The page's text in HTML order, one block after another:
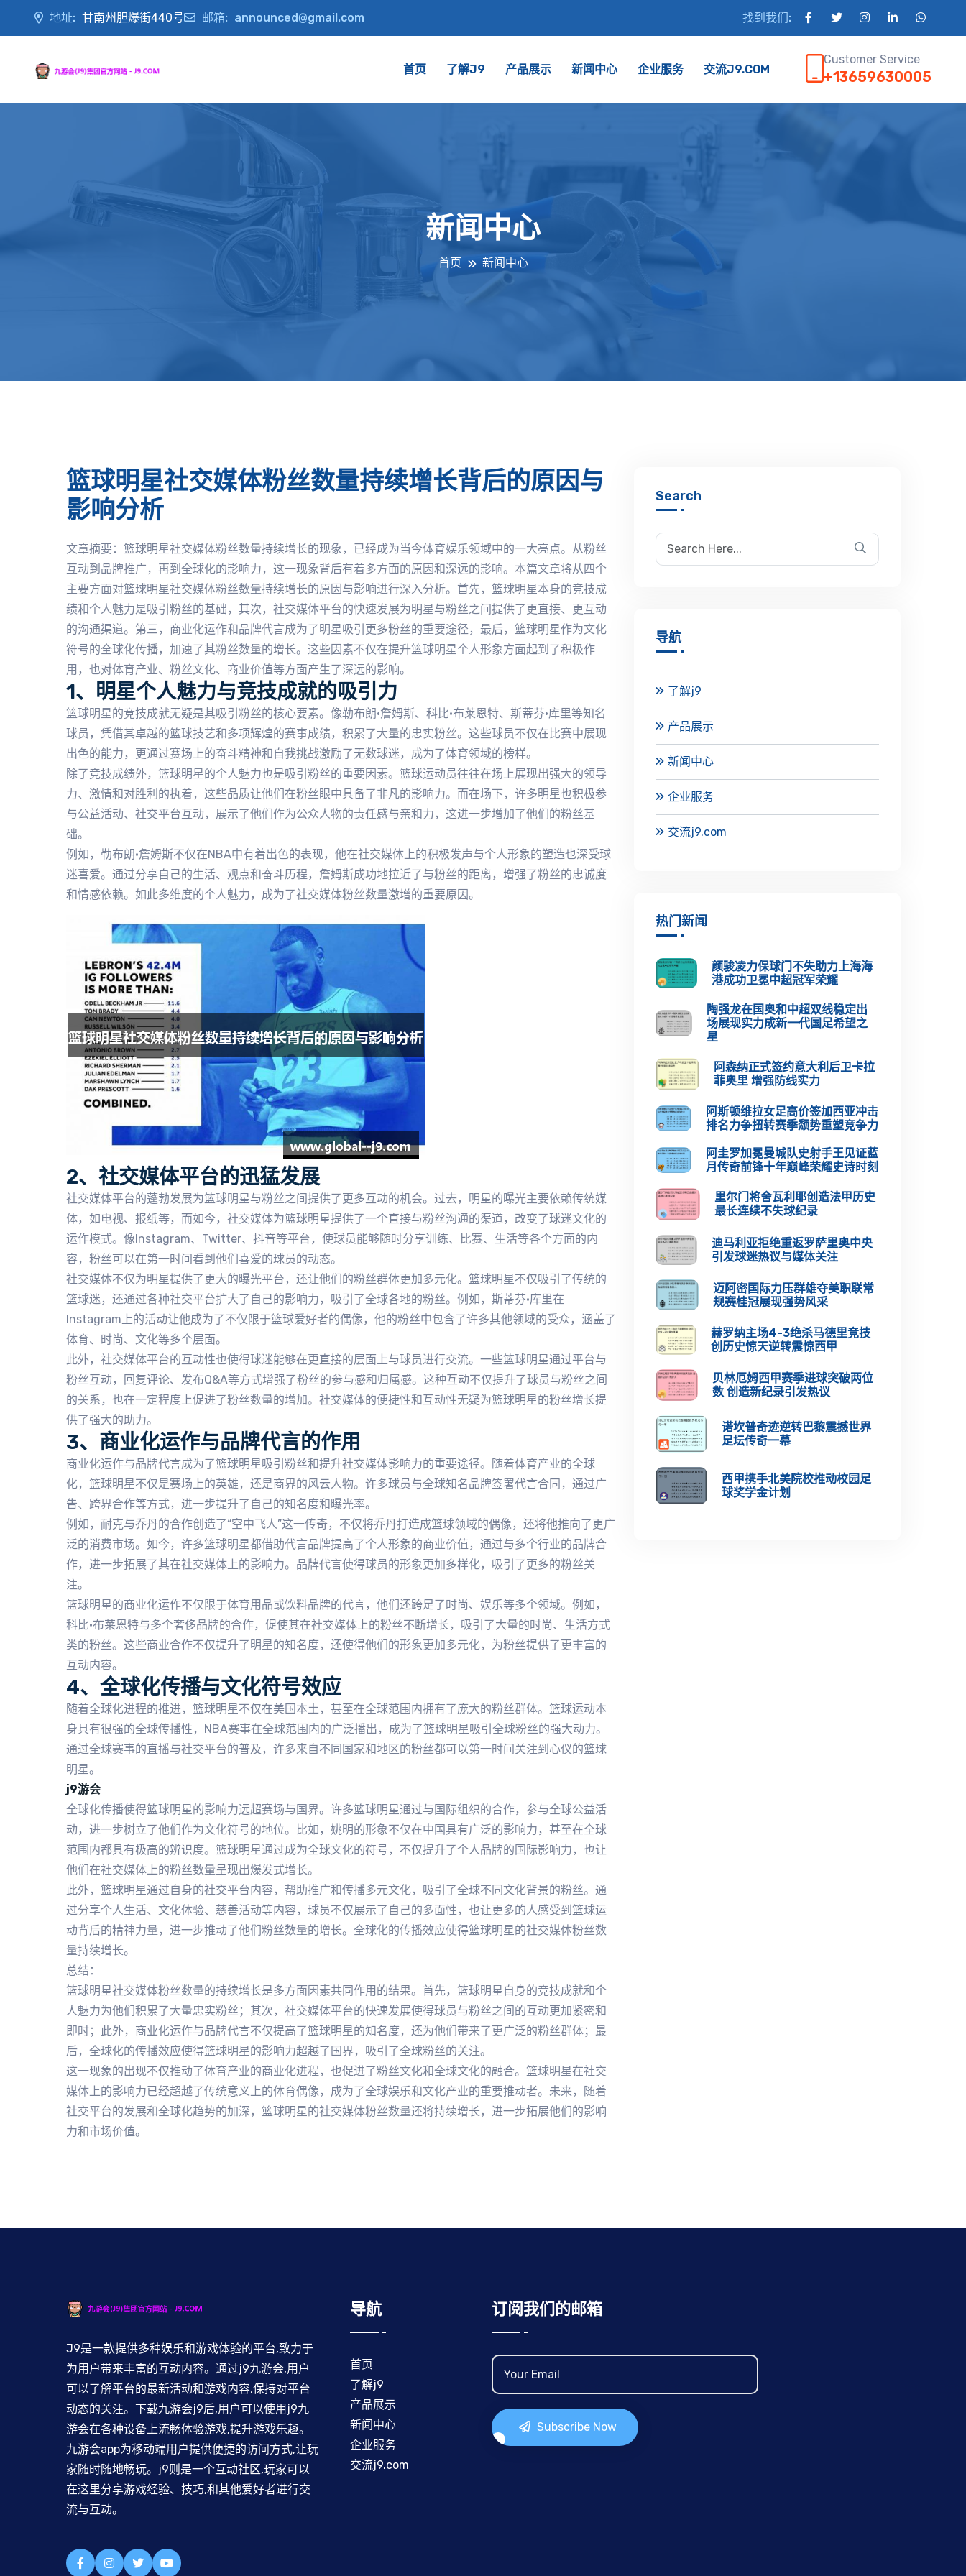
地址: 甘南州胆爆街440号 邮箱: announced@gmail.com 找到我们:
首页 了解J9 产品展示 新闻中心 企业服务 交流J9.COM
Customer Service
+13659630005
新闻中心
首页 新闻中心
篮球明星社交媒体粉丝数量持续增长背后的原因与
影响分析
文章摘要：篮球明星社交媒体粉丝数量持续增长的现象，已经成为当今体育娱乐领域中的一大亮点。从粉丝
互动到品牌推广，再到全球化的影响力，这一现象背后有着多方面的原因和深远的影响。本篇文章将从四个
主要方面对篮球明星社交媒体粉丝数量持续增长的原因与影响进行深入分析。首先，篮球明星本身的竞技成
绩和个人魅力是吸引粉丝的基础，其次，社交媒体平台的快速发展为明星与粉丝之间提供了更直接、更互动
的沟通渠道。第三，商业化运作和品牌代言成为了明星吸引更多粉丝的重要途径，最后，篮球明星作为文化
符号的全球化传播，加速了其粉丝数量的增长。这些因素不仅在提升篮球明星个人形象方面起到了积极作
用，也对体育产业、粉丝文化、商业价值等方面产生了深远的影响。
1、明星个人魅力与竞技成就的吸引力
篮球明星的竞技成就无疑是其吸引粉丝的核心要素。像勒布朗·詹姆斯、科比·布莱恩特、斯蒂芬·库里等知名
球员，凭借其卓越的篮球技艺和多项辉煌的赛事成绩，积累了大量的忠实粉丝。这些球员不仅在比赛中展现
出色的能力，更通过赛场上的奋斗精神和自我挑战激励了无数球迷，成为了体育领域的榜样。
除了竞技成绩外，篮球明星的个人魅力也是吸引粉丝的重要因素。篮球运动员往往在场上展现出强大的领导
力、激情和对胜利的执着，这些品质让他们在粉丝眼中具备了非凡的影响力。而在场下，许多明星也积极参
与公益活动、社交平台互动，展示了他们作为公众人物的责任感与亲和力，这进一步增加了他们的粉丝基
础。
例如，勒布朗·詹姆斯不仅在NBA中有着出色的表现，他在社交媒体上的积极发声与个人形象的塑造也深受球
迷喜爱。通过分享自己的生活、观点和奋斗历程，詹姆斯成功地拉近了与粉丝的距离，增强了粉丝的忠诚度
和情感依赖。如此多维度的个人魅力，成为了社交媒体粉丝数量激增的重要原因。
2、社交媒体平台的迅猛发展
社交媒体平台的蓬勃发展为篮球明星与粉丝之间提供了更多互动的机会。过去，明星的曝光主要依赖传统媒
体，如电视、报纸等，而如今，社交媒体为篮球明星提供了一个直接与粉丝沟通的渠道，改变了球迷文化的
运作模式。像Instagram、Twitter、抖音等平台，使球员能够随时分享训练、比赛、生活等各个方面的内
容，粉丝可以在第一时间看到他们喜爱的球员的动态。
社交媒体不仅为明星提供了更大的曝光平台，还让他们的粉丝群体更加多元化。篮球明星不仅吸引了传统的
篮球迷，还通过各种社交平台扩大了自己的影响力，吸引了全球各地的粉丝。例如，斯蒂芬·库里在
Instagram上的活动让他成为了不仅限于篮球爱好者的偶像，他的粉丝中包含了许多其他领域的受众，涵盖了
体育、时尚、文化等多个层面。
此外，社交媒体平台的互动性也使得球迷能够在更直接的层面上与球员进行交流。一些篮球明星通过平台与
粉丝互动，回复评论、发布Q&A等方式增强了粉丝的参与感和归属感。这种互动不仅提升了球员与粉丝之间
的关系，也在一定程度上促进了粉丝数量的增加。社交媒体的便捷性和互动性无疑为篮球明星的粉丝增长提
供了强大的助力。
3、商业化运作与品牌代言的作用
商业化运作与品牌代言成为了篮球明星吸引粉丝和提升社交媒体影响力的重要途径。随着体育产业的全球
化，篮球明星不仅是赛场上的英雄，还是商界的风云人物。许多球员与全球知名品牌签署代言合同，通过广
告、跨界合作等方式，进一步提升了自己的知名度和曝光率。
例如，耐克与乔丹的合作创造了“空中飞人”这一传奇，不仅将乔丹打造成篮球领域的偶像，还将他推向了更广
泛的消费市场。如今，许多篮球明星都借助代言品牌提高了个人形象的商业价值，通过与多个行业的品牌合
作，进一步拓展了其在社交媒体上的影响力。品牌代言使得球员的形象更加多样化，吸引了更多的粉丝关
注。
篮球明星的商业化运作不仅限于体育用品或饮料品牌的代言，他们还跨足了时尚、娱乐等多个领域。例如，
科比·布莱恩特与多个奢侈品牌的合作，促使其在社交媒体上的粉丝不断增长，吸引了大量的时尚、生活方式
类的粉丝。这些商业合作不仅提升了明星的知名度，还使得他们的形象更加多元化，为粉丝提供了更丰富的
互动内容。
4、全球化传播与文化符号效应
随着全球化进程的推进，篮球明星不仅在美国本土，甚至在全球范围内拥有了庞大的粉丝群体。篮球运动本
身具有很强的全球传播性，NBA赛事在全球范围内的广泛播出，成为了篮球明星吸引全球粉丝的强大动力。
通过全球赛事的直播与社交平台的普及，许多来自不同国家和地区的粉丝都可以第一时间关注到心仪的篮球
明星。
j9游会
全球化传播使得篮球明星的影响力远超赛场与国界。许多篮球明星通过与国际组织的合作，参与全球公益活
动，进一步树立了他们作为文化符号的地位。比如，姚明的形象不仅在中国具有广泛的影响力，甚至在全球
范围内都具有极高的辨识度。篮球明星通过成为全球文化的符号，不仅提升了个人品牌的国际影响力，也让
他们在社交媒体上的粉丝数量呈现出爆发式增长。
此外，篮球明星通过自身的社交平台内容，帮助推广和传播多元文化，吸引了全球不同文化背景的粉丝。通
过分享个人生活、文化体验、慈善活动等内容，球员不仅展示了自己的多面性，也让更多的人感受到篮球运
动背后的精神力量，进一步推动了他们粉丝数量的增长。全球化的传播效应使得篮球明星的社交媒体粉丝数
量持续增长。
总结：
篮球明星社交媒体粉丝数量的持续增长是多方面因素共同作用的结果。首先，篮球明星自身的竞技成就和个
人魅力为他们积累了大量忠实粉丝；其次，社交媒体平台的快速发展使得球员与粉丝之间的互动更加紧密和
即时；此外，商业化运作与品牌代言不仅提高了篮球明星的知名度，还为他们带来了更广泛的粉丝群体；最
后，全球化的传播效应使得篮球明星的影响力超越了国界，吸引了全球粉丝的关注。
这一现象的出现不仅推动了体育产业的商业化进程，也促进了粉丝文化和全球文化的融合。篮球明星在社交
媒体上的影响力已经超越了传统意义上的体育偶像，成为了全球娱乐和文化产业的重要推动者。未来，随着
社交平台的发展和全球化趋势的加深，篮球明星的社交媒体粉丝数量还将持续增长，进一步拓展他们的影响
力和市场价值。
Search
导航
了解j9
产品展示
新闻中心
企业服务
交流j9.com
热门新闻
颜骏凌力保球门不失助力上海海
港成功卫冕中超冠军荣耀
陶强龙在国奥和中超双线稳定出
场展现实力成新一代国足希望之
星
阿森纳正式签约意大利后卫卡拉
菲奥里 增强防线实力
阿斯顿维拉女足高价签加西亚冲击
排名力争扭转赛季颓势重塑竞争力
阿圭罗加冕曼城队史射手王见证蓝
月传奇前锋十年巅峰荣耀史诗时刻
里尔门将舍瓦利耶创造法甲历史
最长连续不失球纪录
迪马利亚拒绝重返罗萨里奥中央
引发球迷热议与媒体关注
迈阿密国际力压群雄夺美职联常
规赛桂冠展现强势风采
赫罗纳主场4-3绝杀马德里竞技
创历史惊天逆转震惊西甲
贝林厄姆西甲赛季进球突破两位
数 创造新纪录引发热议
诺坎普奇迹逆转巴黎震撼世界
足坛传奇一幕
西甲携手北美院校推动校园足
球奖学金计划
J9是一款提供多种娱乐和游戏体验的平台,致力于
为用户带来丰富的互动内容。通过j9九游会,用户
可以了解平台的最新活动和游戏内容,保持对平台
动态的关注。下载九游会j9后,用户可以使用j9九
游会在各种设备上流畅体验游戏,提升游戏乐趣。
九游会app为移动端用户提供便捷的访问方式,让玩
家随时随地畅玩。j9则是一个互动社区,玩家可以
在这里分享游戏经验、技巧,和其他爱好者进行交
流与互动。
导航
首页
了解j9
产品展示
新闻中心
企业服务
交流j9.com
订阅我们的邮箱
Subscribe Now